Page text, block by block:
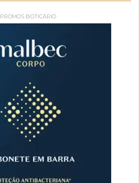
PROMOS BOTICÁRIO